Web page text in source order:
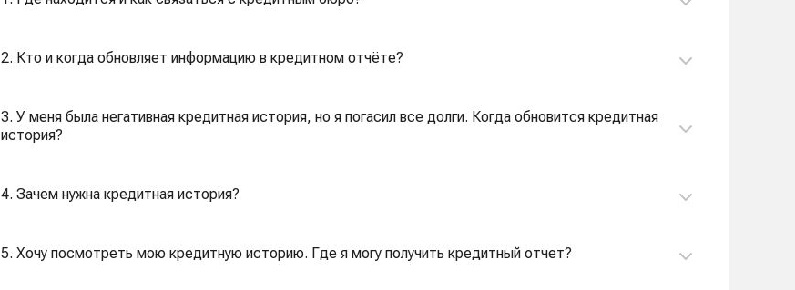
2. Кто и когда обновляет информацию в кредитном отчёте?
3. У меня была негативная кредитная история, но я погасил все долги. Когда обновится кредитная
история?
4. Зачем нужна кредитная история?
5. Хочу посмотреть мою кредитную историю. Где я могу получить кредитный отчет?